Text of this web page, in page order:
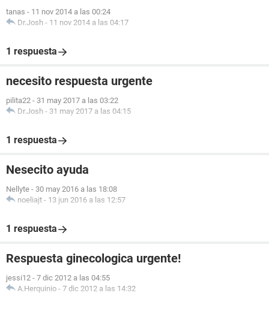
tanas - 11 nov 2014 a las 00:24
Dr.Josh - 11 nov 2014 a las 04:17
1 respuesta
necesito respuesta urgente
pilita22 - 31 may 2017 a las 03:22
Dr.Josh - 31 may 2017 a las 04:15
1 respuesta
Nesecito ayuda
Nellyte - 30 may 2016 a las 18:08
noeliajt - 13 jun 2016 a las 12:57
1 respuesta
Respuesta ginecologica urgente!
jessi12 - 7 dic 2012 a las 04:55
A.Herquinio - 7 dic 2012 a las 14:32